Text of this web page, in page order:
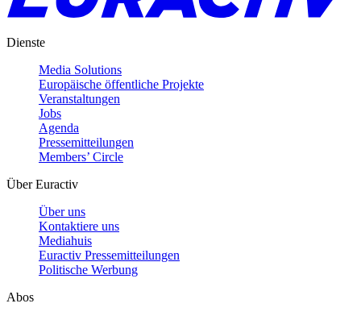
Dienste
Media Solutions
Europäische öffentliche Projekte
Veranstaltungen
Jobs
Agenda
Pressemitteilungen
Members’ Circle
Über Euractiv
Über uns
Kontaktiere uns
Mediahuis
Euractiv Pressemitteilungen
Politische Werbung
Abos